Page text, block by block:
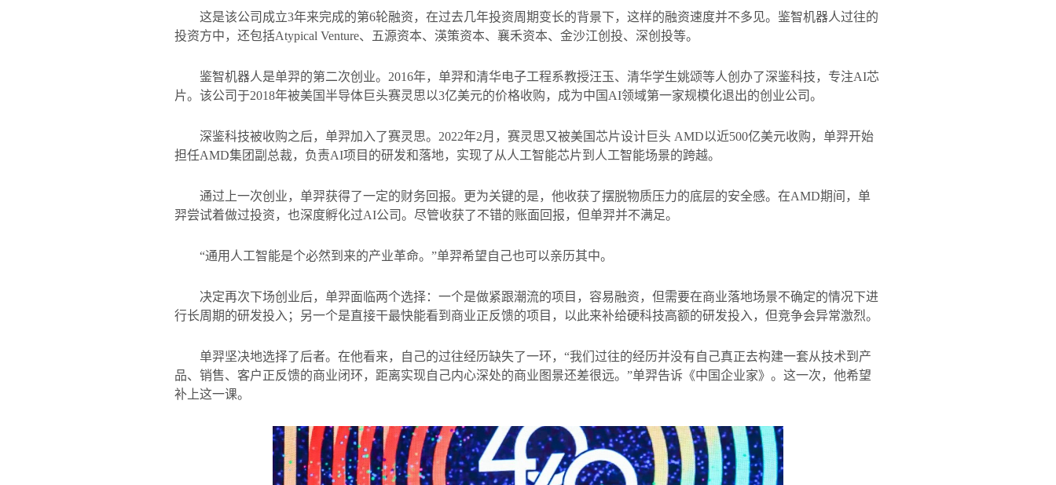
这是该公司成立3年来完成的第6轮融资，在过去几年投资周期变长的背景下，这样的融资速度并不多见。鉴智机器人过往的
投资方中，还包括Atypical Venture、五源资本、渶策资本、襄禾资本、金沙江创投、深创投等。
鉴智机器人是单羿的第二次创业。 2016年，单羿和清华电子工程系教授汪玉、清华学生姚颂等人创办了深鉴科技，专注AI芯
片。该公司于2018年被美国半导体巨头赛灵思以3亿美元的价格收购，成为中国 AI领域第一家规模化退出的创业公司。
深鉴科技被收购之后，单羿加入了赛灵思。 2022年2月，赛灵思又被美国芯片设计巨头 AMD以近500亿美元收购，单羿开始
担任AMD集团副总裁，负责AI项目的研发和落地，实现了从人工智能芯片到人工智能场景的跨越。
通过上一次创业，单羿获得了一定的财务回报。更为关键的是，他收获了摆脱物质压力的底层的安全感。在AMD期间，单
羿尝试着做过投资，也深度孵化过AI公司。尽管收获了不错的账面回报，但单羿并不满足。
“通用人工智能是个必然到来的产业革命。”单羿希望自己也可以亲历其中。
决定再次下场创业后，单羿面临两个选择：一个是做紧跟潮流的项目，容易融资，但需要在商业落地场景不确定的情况下进
行长周期的研发投入；另一个是直接干最快能看到商业正反馈的项目，以此来补给硬科技高额的研发投入，但竞争会异常激烈。
单羿坚决地选择了后者。在他看来，自己的过往经历缺失了一环，“我们过往的经历并没有自己真正去构建一套从技术到产
品、销售、客户正反馈的商业闭环，距离实现自己内心深处的商业图景还差很远。”单羿告诉《中国企业家》。这一次，他希望
补上这一课。